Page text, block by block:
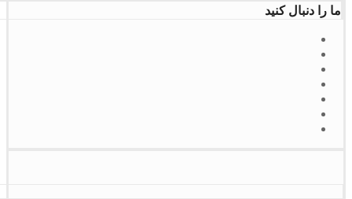
ما را دنبال کنید